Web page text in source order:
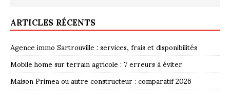
ARTICLES RÉCENTS
Agence immo Sartrouville : services, frais et disponibilités
Mobile home sur terrain agricole : 7 erreurs à éviter
Maison Primea ou autre constructeur : comparatif 2026